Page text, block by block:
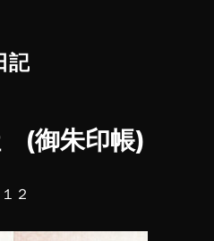
記
(御朱印帳)
２